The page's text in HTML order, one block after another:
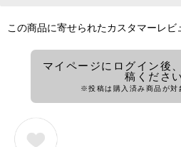
この商品に寄せられたカスタマーレビ
マイページにログイン後
稿ください
※投稿は購入済み商品が対